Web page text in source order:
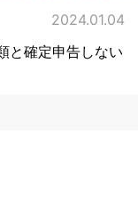
2024.01.04
と確定申告しない